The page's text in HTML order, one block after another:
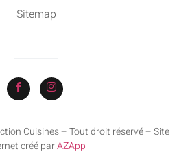
Sitemap
Cuisines – Tout droit réservé – Site
créé parAZApp